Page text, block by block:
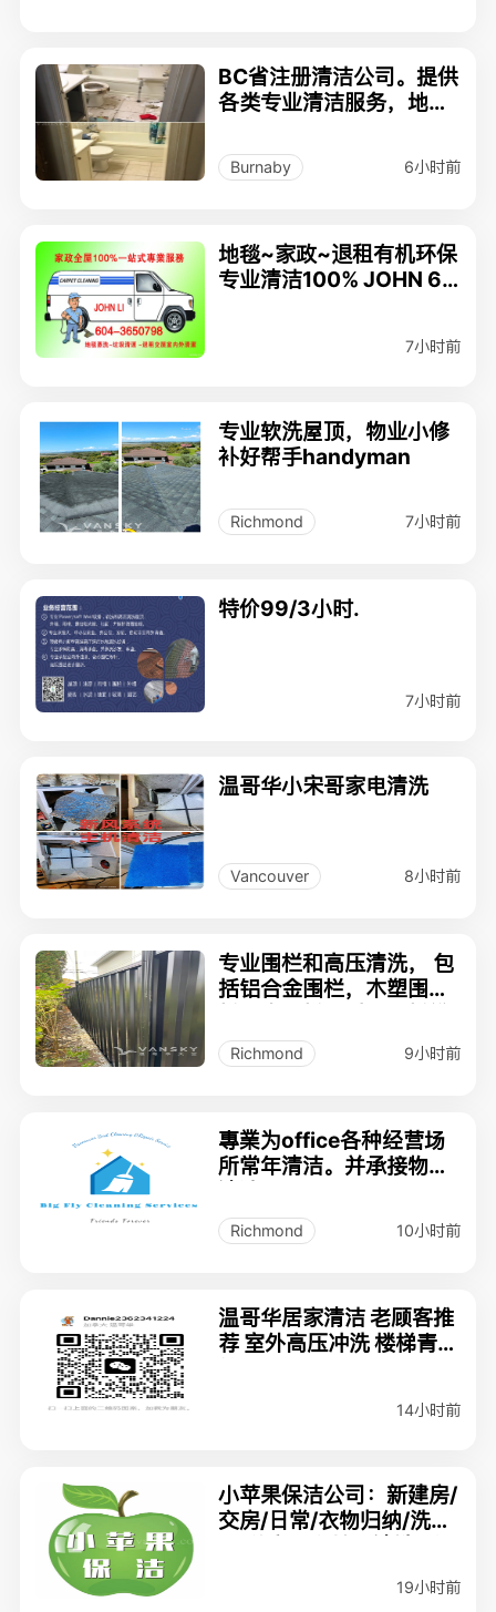
BC省注册清洁公司。提供
各类专业清洁服务，地毯
5961
Burnaby 6小时前
地毯~家政~退租有机环保
专业清洁100% JOHN 60
7小时前
专业软洗屋顶，物业小修
补好帮手handyman
Richmond 7小时前
特价99/3小时.
7小时前
温哥华小宋哥家电清洗
Vancouver 8小时前
专业围栏和高压清洗， 包
括铝合金围栏，木塑围
修
Richmond 9小时前
專業为office各种经营场
所常年清洁。并承接物业
Richmond 10小时前
温哥华居家清洁 老顾客推
荐 室外高压冲洗 楼梯青苔
14小时前
小苹果保洁公司：新建房/
交房/日常/衣物归纳/洗地
19小时前